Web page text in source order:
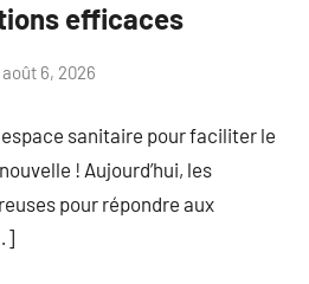
efficaces
août 6, 2026
sanitaire pour faciliter le
! Aujourd’hui, les
pour répondre aux